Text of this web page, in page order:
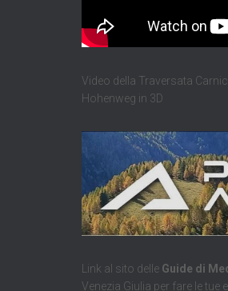
Video della Traversata
Hohenweg in 3D
Link al sito delle Guide di
Venezia Giulia per fare le tue